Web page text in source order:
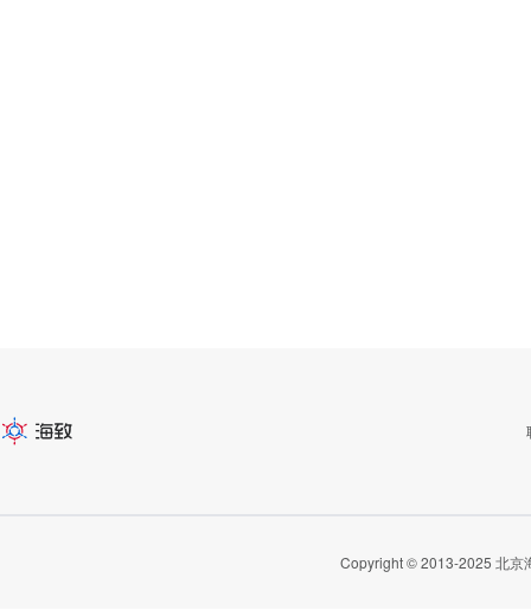
Copyright © 2013-2025 北京